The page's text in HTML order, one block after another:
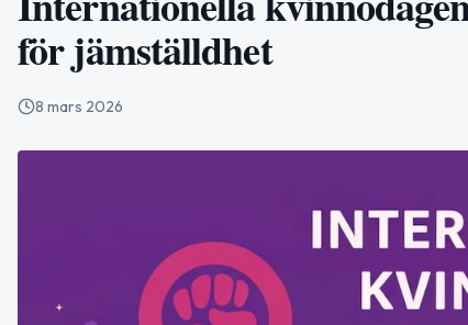
för jämställdhet
8 mars 2026